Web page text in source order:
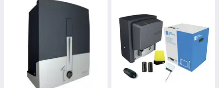
У каталозі представлена велика
різноманітність систем автоматики
широкої цінової категорії.
Подивитися автоматику